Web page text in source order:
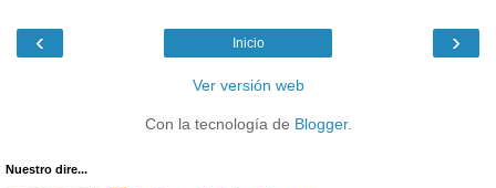
‹ ›
Inicio
Ver versión web
Con la tecnología de Blogger.
Nuestro dire...